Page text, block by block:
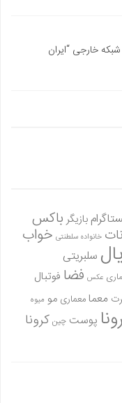
خارجی “ایران
بازیگر باکس
خانواده سلطنتی خواب
سلبریتی
عکس فضا فوتبال
معمامعماری مو میوه
پوست چین کرونا